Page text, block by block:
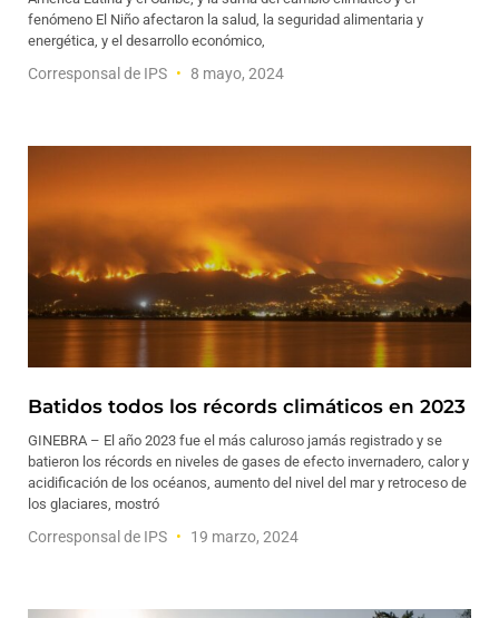
fenómeno El Niño afectaron la salud, la seguridad alimentaria y
energética, y el desarrollo económico,
Corresponsal de IPS 8 mayo, 2024
Batidos todos los récords climáticos en 2023
GINEBRA – El año 2023 fue el más caluroso jamás registrado y se
batieron los récords en niveles de gases de efecto invernadero, calor y
acidificación de los océanos, aumento del nivel del mar y retroceso de
los glaciares, mostró
Corresponsal de IPS 19 marzo, 2024